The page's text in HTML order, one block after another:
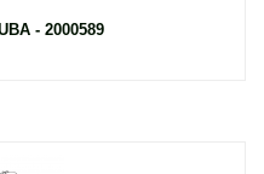
- 2000589